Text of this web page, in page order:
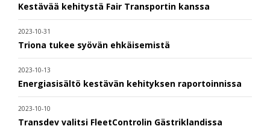
Kestävää kehitystä Fair Transportin kanssa
2023-10-31
Triona tukee syövän ehkäisemistä
2023-10-13
Energiasisältö kestävän kehityksen raportoinnissa
2023-10-10
Transdev valitsi FleetControlin Gästriklandissa